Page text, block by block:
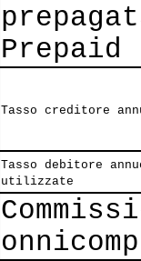
Tasso creditore
Tasso debitore
utilizzate